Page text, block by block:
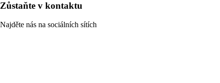
Zůstaňte v kontaktu
Najděte nás na sociálních sítích